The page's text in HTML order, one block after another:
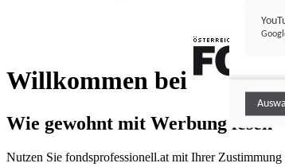
Willkommen bei
FONDS
Wie gewohnt mit Werbung lesen
Nutzen Sie fondsprofessionell.at mit Ihrer